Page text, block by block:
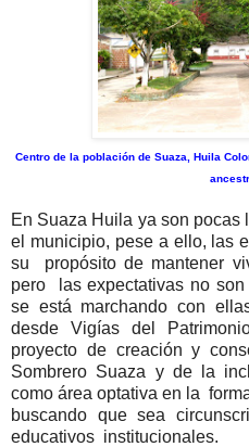
Centro de la población de Suaza, Huila
En Suaza Huila ya son pocas
el municipio, pese a ello, las
su propósito de mantener
pero las expectativas no
se está marchando con
desde Vigías del
proyecto de creación y
Sombrero Suaza y de la
como área optativa en la
buscando que sea
educativos institucionales.